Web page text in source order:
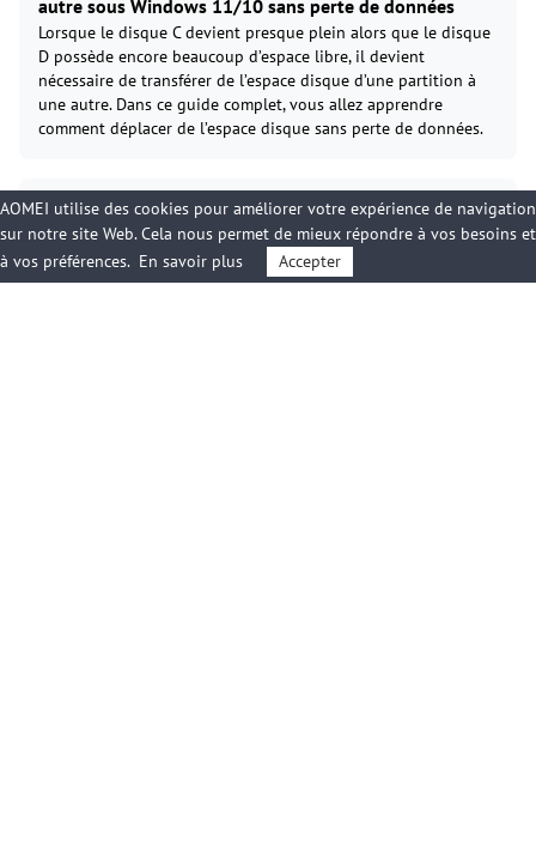
autre sous Windows 11/10 sans perte de données
Lorsque le disque C devient presque plein alors que le disque
D possède encore beaucoup d’espace libre, il devient
nécessaire de transférer de l’espace disque d’une partition à
une autre. Dans ce guide complet, vous allez apprendre
comment déplacer de l’espace disque sans perte de données.
Déplacer une application sur un autre disque dur sous
Windows 11 (C: plein ?)
C: saturé sous Windows 11 ? Impossible de déplacer certaines
AOMEI utilise des cookies pour améliorer votre expérience de navigation
sur notre site Web. Cela nous permet de mieux répondre à vos besoins et
à vos préférences. En savoir plus Accepter